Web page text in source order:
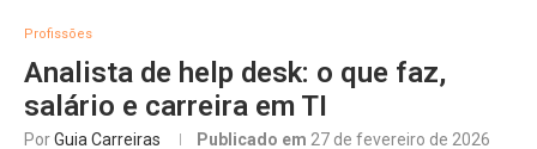
Profissões
Analista de help desk: o que faz,
salário e carreira em TI
PorGuia Carreiras Publicado em 27 de fevereiro de 2026